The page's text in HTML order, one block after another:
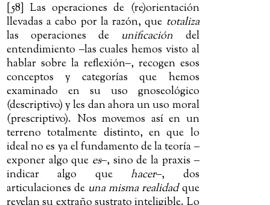
[58] Las operaciones de (re)orientación
llevadas a cabo por la razón, que totaliza
las operaciones de unificación del
entendimiento‒las cuales hemos visto al
hablar sobre la reflexión‒, recogen esos
conceptos y categorías que hemos
examinado en su uso gnoseológico
(descriptivo) y les dan ahora un uso moral
(prescriptivo). Nos movemos así en un
terreno totalmente distinto, en que lo
ideal no es ya el fundamento de la teoría‒
exponer algo que es‒, sino de la praxis‒
indicar algo quehacer‒, dos
articulaciones de una misma realidadque